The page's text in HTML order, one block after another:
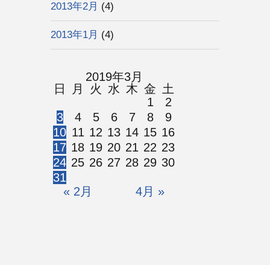
2013年2月 (4)
2013年1月 (4)
2019年3月
日
月 火 水 木 金 土
« 2月 4月 »
1
2
3
4 5 6 7 8
9
10 11 12 13 14 15 16
17 18 19 20 21 22 23
24 25 26 27 28 29 30
31